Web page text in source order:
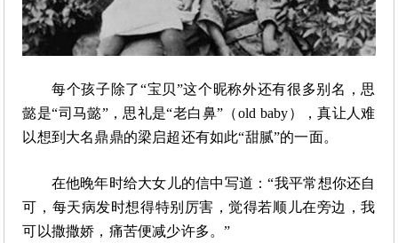
每个孩子除了“宝贝”这个昵称外还有很多别名，思
懿是“司马懿”，思礼是“老白鼻”（old baby），真让人难
以想到大名鼎鼎的梁启超还有如此“甜腻”的一面。
在他晚年时给大女儿的信中写道：“我平常想你还自
可，每天病发时想得特别厉害，觉得若顺儿在旁边，我
可以撒撒娇，痛苦便减少许多。”